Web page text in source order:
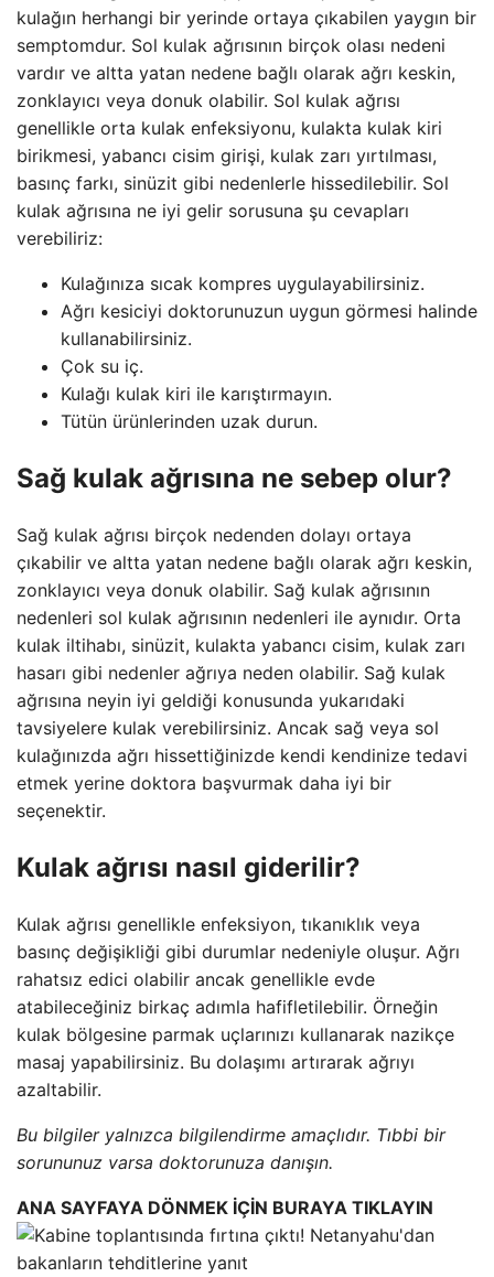
kulağın herhangi bir yerinde ortaya çıkabilen yaygın bir
semptomdur. Sol kulak ağrısının birçok olası nedeni
vardır ve altta yatan nedene bağlı olarak ağrı keskin,
zonklayıcı veya donuk olabilir. Sol kulak ağrısı
genellikle orta kulak enfeksiyonu, kulakta kulak kiri
birikmesi, yabancı cisim girişi, kulak zarı yırtılması,
basınç farkı, sinüzit gibi nedenlerle hissedilebilir. Sol
kulak ağrısına ne iyi gelir sorusuna şu cevapları
verebiliriz:
Kulağınıza sıcak kompres uygulayabilirsiniz.
Ağrı kesiciyi doktorunuzun uygun görmesi halinde
kullanabilirsiniz.
Çok su iç.
Kulağı kulak kiri ile karıştırmayın.
Tütün ürünlerinden uzak durun.
Sağ kulak ağrısına ne sebep olur?
Sağ kulak ağrısı birçok nedenden dolayı ortaya
çıkabilir ve altta yatan nedene bağlı olarak ağrı keskin,
zonklayıcı veya donuk olabilir. Sağ kulak ağrısının
nedenleri sol kulak ağrısının nedenleri ile aynıdır. Orta
kulak iltihabı, sinüzit, kulakta yabancı cisim, kulak zarı
hasarı gibi nedenler ağrıya neden olabilir. Sağ kulak
ağrısına neyin iyi geldiği konusunda yukarıdaki
tavsiyelere kulak verebilirsiniz. Ancak sağ veya sol
kulağınızda ağrı hissettiğinizde kendi kendinize tedavi
etmek yerine doktora başvurmak daha iyi bir
seçenektir.
Kulak ağrısı nasıl giderilir?
Kulak ağrısı genellikle enfeksiyon, tıkanıklık veya
basınç değişikliği gibi durumlar nedeniyle oluşur. Ağrı
rahatsız edici olabilir ancak genellikle evde
atabileceğiniz birkaç adımla hafifletilebilir. Örneğin
kulak bölgesine parmak uçlarınızı kullanarak nazikçe
masaj yapabilirsiniz. Bu dolaşımı artırarak ağrıyı
azaltabilir.
Bu bilgiler yalnızca bilgilendirme amaçlıdır. Tıbbi bir
sorununuz varsa doktorunuza danışın.
ANA SAYFAYA DÖNMEK İÇİN BURAYA TIKLAYIN